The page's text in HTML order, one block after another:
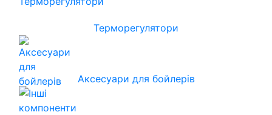
Терморегулятори
Аксесуари для бойлерів